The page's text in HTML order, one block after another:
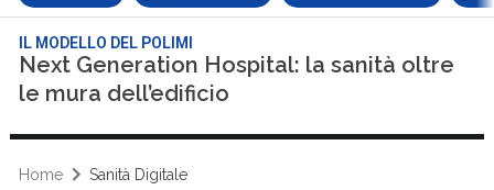
IL MODELLO DEL POLIMI
Next Generation Hospital: la sanità oltre
le mura dell’edificio
Home Sanità Digitale